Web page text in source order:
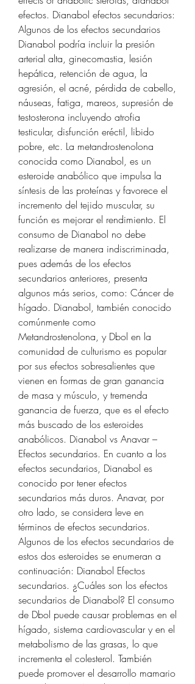
efectos. Dianabol efectos secundarios:
Algunos de los efectos secundarios
Dianabol podría incluir la presión
arterial alta, ginecomastia, lesión
hepática, retención de agua, la
agresión, el acné, pérdida de cabello,
náuseas, fatiga, mareos, supresión de
testosterona incluyendo atrofia
testicular, disfunción eréctil, libido
pobre, etc. La metandrostenolona
conocida como Dianabol, es un
esteroide anabólico que impulsa la
síntesis de las proteínas y favorece el
incremento del tejido muscular, su
función es mejorar el rendimiento. El
consumo de Dianabol no debe
realizarse de manera indiscriminada,
pues además de los efectos
secundarios anteriores, presenta
algunos más serios, como: Cáncer de
hígado. Dianabol, también conocido
comúnmente como
Metandrostenolona, y Dbol en la
comunidad de culturismo es popular
por sus efectos sobresalientes que
vienen en formas de gran ganancia
de masa y músculo, y tremenda
ganancia de fuerza, que es el efecto
más buscado de los esteroides
anabólicos. Dianabol vs Anavar –
Efectos secundarios. En cuanto a los
efectos secundarios, Dianabol es
conocido por tener efectos
secundarios más duros. Anavar, por
otro lado, se considera leve en
términos de efectos secundarios.
Algunos de los efectos secundarios de
estos dos esteroides se enumeran a
continuación: Dianabol Efectos
secundarios. ¿Cuáles son los efectos
secundarios de Dianabol? El consumo
de Dbol puede causar problemas en el
hígado, sistema cardiovascular y en el
metabolismo de las grasas, lo que
incrementa el colesterol. También
puede promover el desarrollo mamario